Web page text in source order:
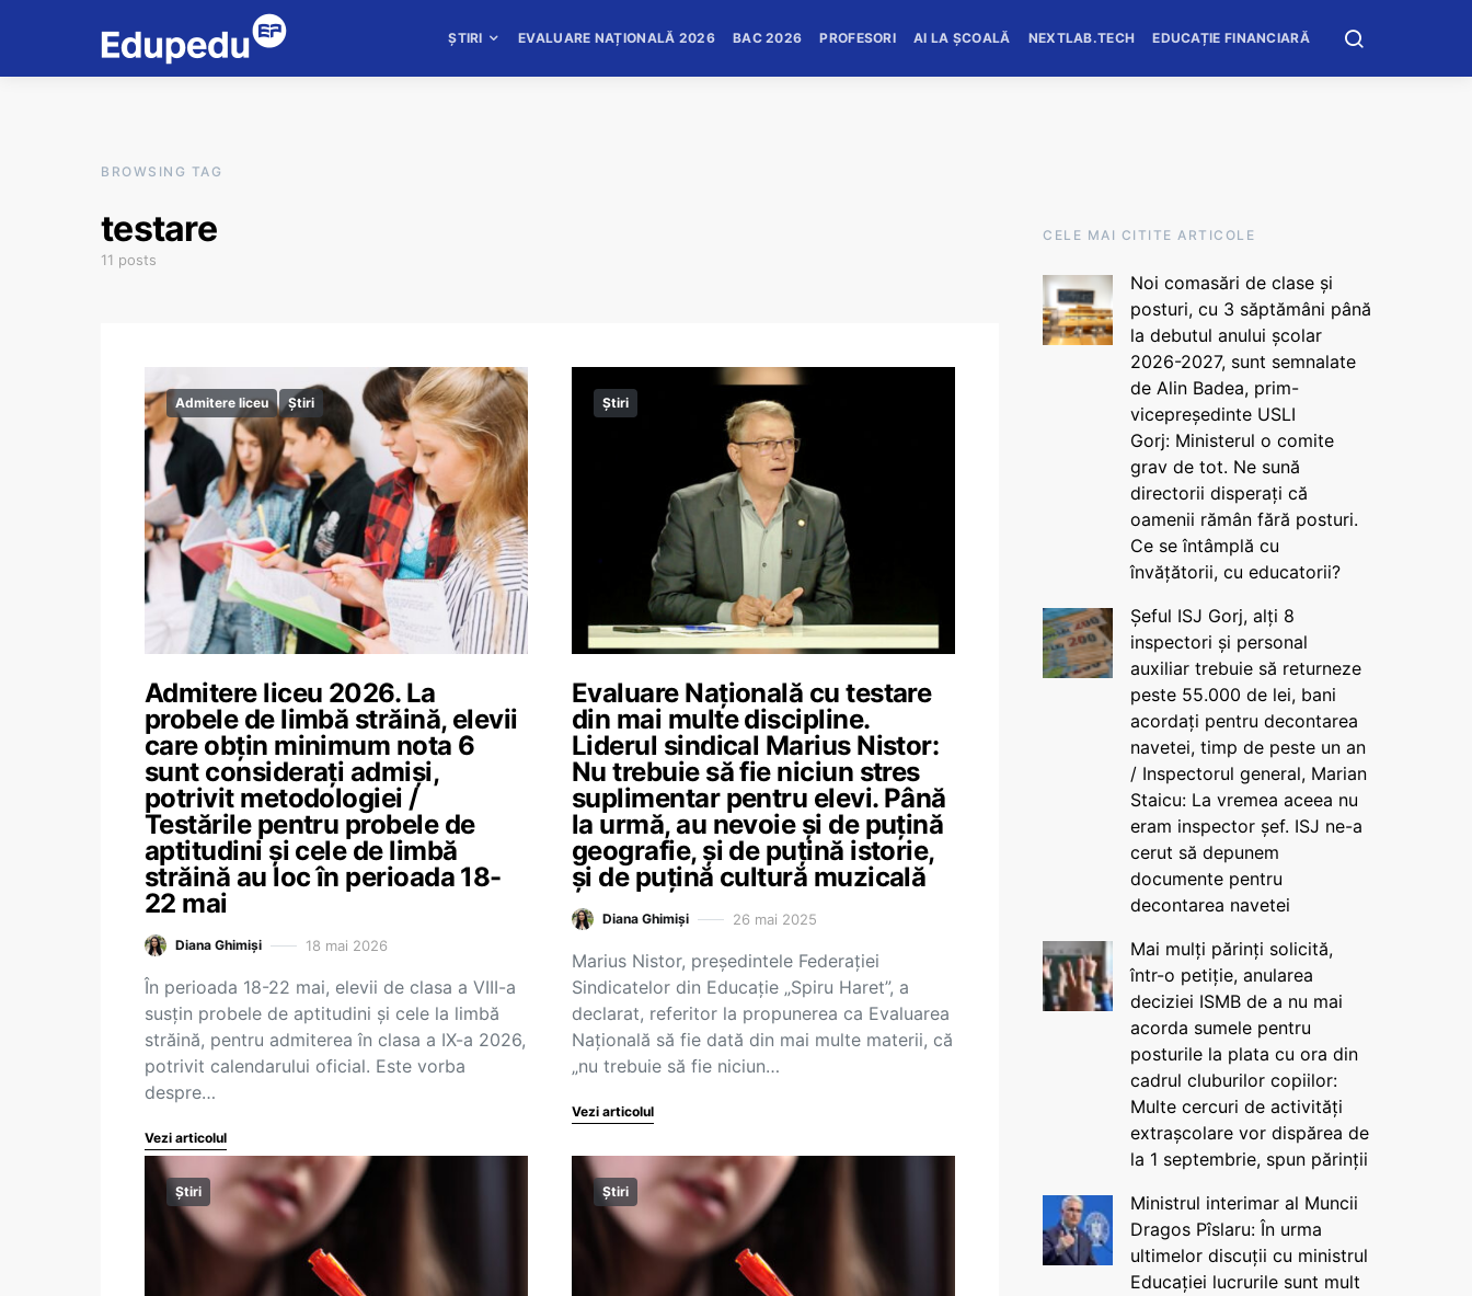
ȘTIRI EVALUARE NAȚIONALĂ 2026 BAC 2026 PROFESORI AI LA ȘCOALĂ NEXTLAB.TECH EDUCAȚIE FINANCIARĂ
BROWSING TAG
testare
11 posts
Admitere liceu Știri
Admitere liceu 2026. La
probele de limbă străină, elevii
care obțin minimum nota 6
sunt considerați admiși,
potrivit metodologiei /
Testările pentru probele de
aptitudini și cele de limbă
străină au loc în perioada 18-
22 mai
Diana Ghimiși 18 mai 2026
În perioada 18-22 mai, elevii de clasa a VIII-a
susțin probele de aptitudini și cele la limbă
străină, pentru admiterea în clasa a IX-a 2026,
potrivit calendarului oficial. Este vorba
despre…
Vezi articolul
Știri
Evaluare Națională cu testare
din mai multe discipline.
Liderul sindical Marius Nistor:
Nu trebuie să fie niciun stres
suplimentar pentru elevi. Până
la urmă, au nevoie și de puțină
geografie, și de puțină istorie,
și de puțină cultură muzicală
Diana Ghimiși 26 mai 2025
Marius Nistor, președintele Federației
Sindicatelor din Educație „Spiru Haret”, a
declarat, referitor la propunerea ca Evaluarea
Națională să fie dată din mai multe materii, că
„nu trebuie să fie niciun…
Vezi articolul
Știri Știri
CELE MAI CITITE ARTICOLE
Noi comasări de clase și
posturi, cu 3 săptămâni până
la debutul anului școlar
2026-2027, sunt semnalate
de Alin Badea, prim-
vicepreședinte USLI
Gorj: Ministerul o comite
grav de tot. Ne sună
directorii disperați că
oamenii rămân fără posturi.
Ce se întâmplă cu
învățătorii, cu educatorii?
Șeful ISJ Gorj, alți 8
inspectori și personal
auxiliar trebuie să returneze
peste 55.000 de lei, bani
acordați pentru decontarea
navetei, timp de peste un an
/ Inspectorul general, Marian
Staicu: La vremea aceea nu
eram inspector șef. ISJ ne-a
cerut să depunem
documente pentru
decontarea navetei
Mai mulți părinți solicită,
într-o petiție, anularea
deciziei ISMB de a nu mai
acorda sumele pentru
posturile la plata cu ora din
cadrul cluburilor copiilor:
Multe cercuri de activități
extrașcolare vor dispărea de
la 1 septembrie, spun părinții
Ministrul interimar al Muncii
Dragos Pîslaru: În urma
ultimelor discuții cu ministrul
Educației lucrurile sunt mult